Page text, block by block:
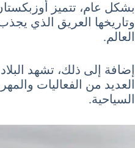
بشكل عام، تتميز
وتاريخها العريق الذي
العالم.
إضافة إلى ذلك، تشهد
العديد من الفعاليات
السياحية.